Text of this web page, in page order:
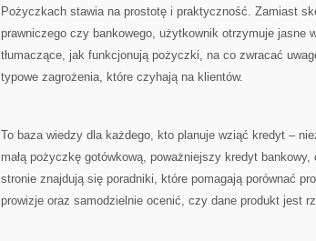
Pożyczkach stawia na prostotę i praktyczność. Zamiast
prawniczego czy bankowego, użytkownik otrzymuje jasne
tłumaczące, jak funkcjonują pożyczki, na co zwracać
typowe zagrożenia, które czyhają na klientów.
To baza wiedzy dla każdego, kto planuje wziąć kredyt –
małą pożyczkę gotówkową, poważniejszy kredyt
stronie znajdują się poradniki, które pomagają porównać
prowizje oraz samodzielnie ocenić, czy dane produkt jest